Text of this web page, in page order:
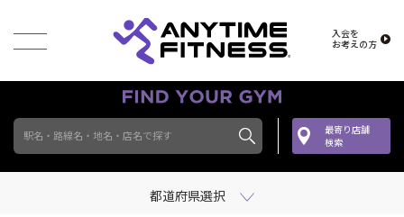
入会を
お考えの方
駅名・路線名・地名・店名で探す
最寄り店舗
検索
都道府県選択